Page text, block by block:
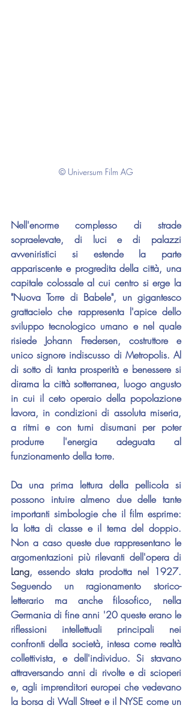
© Universum Film AG
Nell'enorme complesso di strade
sopraelevate, di luci e di palazzi
avveniristici si estende la parte
appariscente e progredita della città, una
capitale colossale al cui centro si erge la
"Nuova Torre di Babele", un gigantesco
grattacielo che rappresenta l'apice dello
sviluppo tecnologico umano e nel quale
risiede Johann Fredersen, costruttore e
unico signore indiscusso di Metropolis. Al
di sotto di tanta prosperità e benessere si
dirama la città sotterranea, luogo angusto
in cui il ceto operaio della popolazione
lavora, in condizioni di assoluta miseria,
a ritmi e con turni disumani per poter
produrre l'energia adeguata al
funzionamento della torre.
Da una prima lettura della pellicola si
possono intuire almeno due delle tante
importanti simbologie che il film esprime:
la lotta di classe e il tema del doppio.
Non a caso queste due rappresentano le
Lang, essendo stata prodotta nel 1927.
Seguendo un ragionamento storico-
letterario ma anche filosofico, nella
Germania di fine anni '20 queste erano le
riflessioni intellettuali principali nei
confronti della società, intesa come realtà
collettivista, e dell'individuo. Si stavano
attraversando anni di rivolte e di scioperi
e, agli imprenditori europei che vedevano
la borsa di Wall Street e il NYSE come un